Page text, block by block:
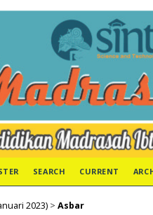
SEARCH CURRENT
2023) > Asbar